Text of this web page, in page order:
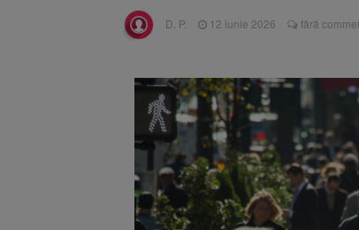
procesul
D. P. 12 iunie 2026 fără